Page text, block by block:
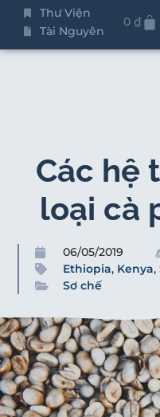
Thư Viện
Tài Nguyên
0 ₫
Các hệ
loại cà
06/05/2019
Ethiopia, Kenya,
Sơ chế